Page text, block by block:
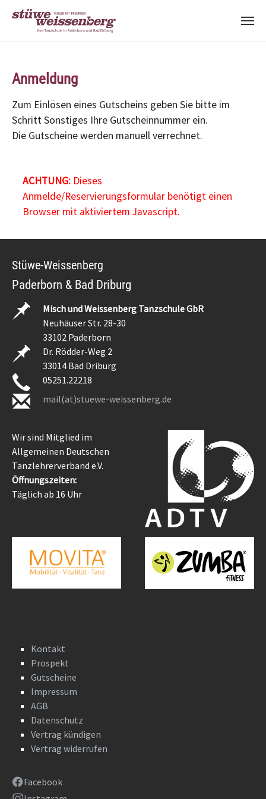
Anmeldung
Zum Einlösen eines Gutscheins geben Sie bitte im
Schritt Sonstiges Ihre Gutscheinnummer ein.
Die Gutscheine werden manuell verrechnet.
ACHTUNG:Dieses
Anmelde/Reservierungsformular benötigt einen
Browser mit aktiviertem Javascript.
Stüwe-Weissenberg
Paderborn & Bad Driburg
Misch und Weissenberg Tanzschule GbR
Neuhäuser Str. 28-30
33102 Paderborn
Dr. Rödder-Weg 2
33014 Bad Driburg
05251.22218
mail(at)stuewe-weissenberg.de
Wir sind Mitglied im
Allgemeinen Deutschen
Tanzlehrerverband e.V.
Öffnungszeiten:
Täglich ab 16 Uhr
Kontakt
Prospekt
Gutscheine
Impressum
AGB
Datenschutz
Vertrag kündigen
Vertrag widerrufen
Facebook